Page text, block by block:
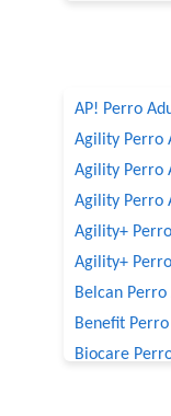
AP! Perro
Agility Perro
Agility Perro
Agility Perro
Agility+
Agility+
Belcan
Benefit
Biocare